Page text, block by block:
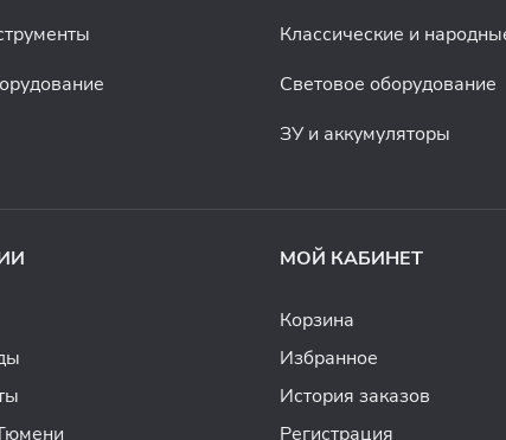
Классические и
Световое оборудование
ЗУ и аккумуляторы
МОЙ КАБИНЕТ
Корзина
Избранное
История заказов
Регистрация